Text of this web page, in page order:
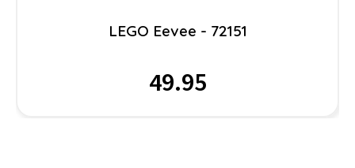
LEGO Eevee - 72151
49.95